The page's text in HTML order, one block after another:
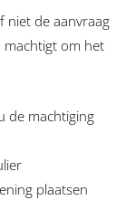
niet de aanvraag
machtigt om het
de machtiging
plaatsen